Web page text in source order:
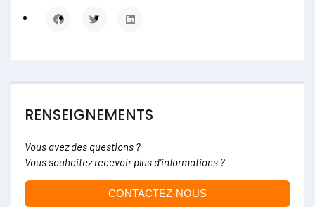
RENSEIGNEMENTS
Vous avez des questions ?
Vous souhaitez recevoir plus d'informations ?
CONTACTEZ-NOUS